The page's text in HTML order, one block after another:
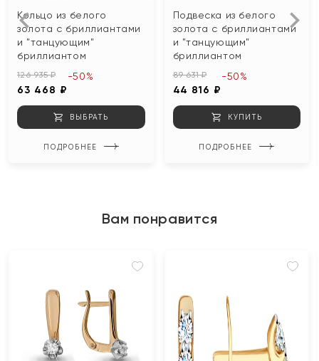
Кольцо из белого
золота с бриллиантами
и "танцующим"
бриллиантом
126 935 ₽
63 468 ₽
-50%
ВЫБРАТЬ
ПОДРОБНЕЕ
Подвеска из белого
золота с бриллиантами
и "танцующим"
бриллиантом
89 631 ₽
44 816 ₽
-50%
КУПИТЬ
ПОДРОБНЕЕ
Вам понравится